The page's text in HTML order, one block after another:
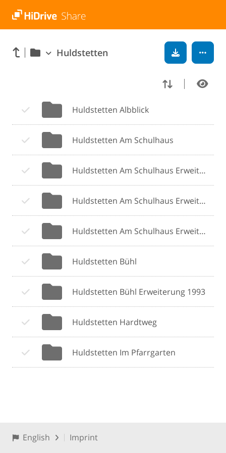
Huldstetten
Huldstetten Albblick
Huldstetten Am Schulhaus
Huldstetten Am Schulhaus Erweiterung I
Huldstetten Am Schulhaus Erweiterung II
Huldstetten Am Schulhaus Erweiterung III
Huldstetten Bühl
Huldstetten Bühl Erweiterung 1993
Huldstetten Hardtweg
Huldstetten Im Pfarrgarten
English Imprint